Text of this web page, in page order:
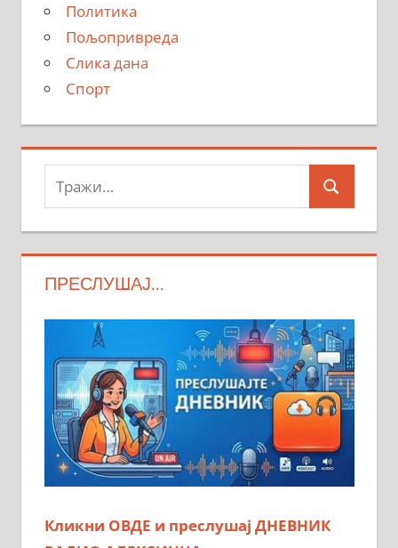
Политика
Пољопривреда
Слика дана
Спорт
Тражи:
Search
ПРЕСЛУШАЈ…
Кликни ОВДЕ и преслушај ДНЕВНИК